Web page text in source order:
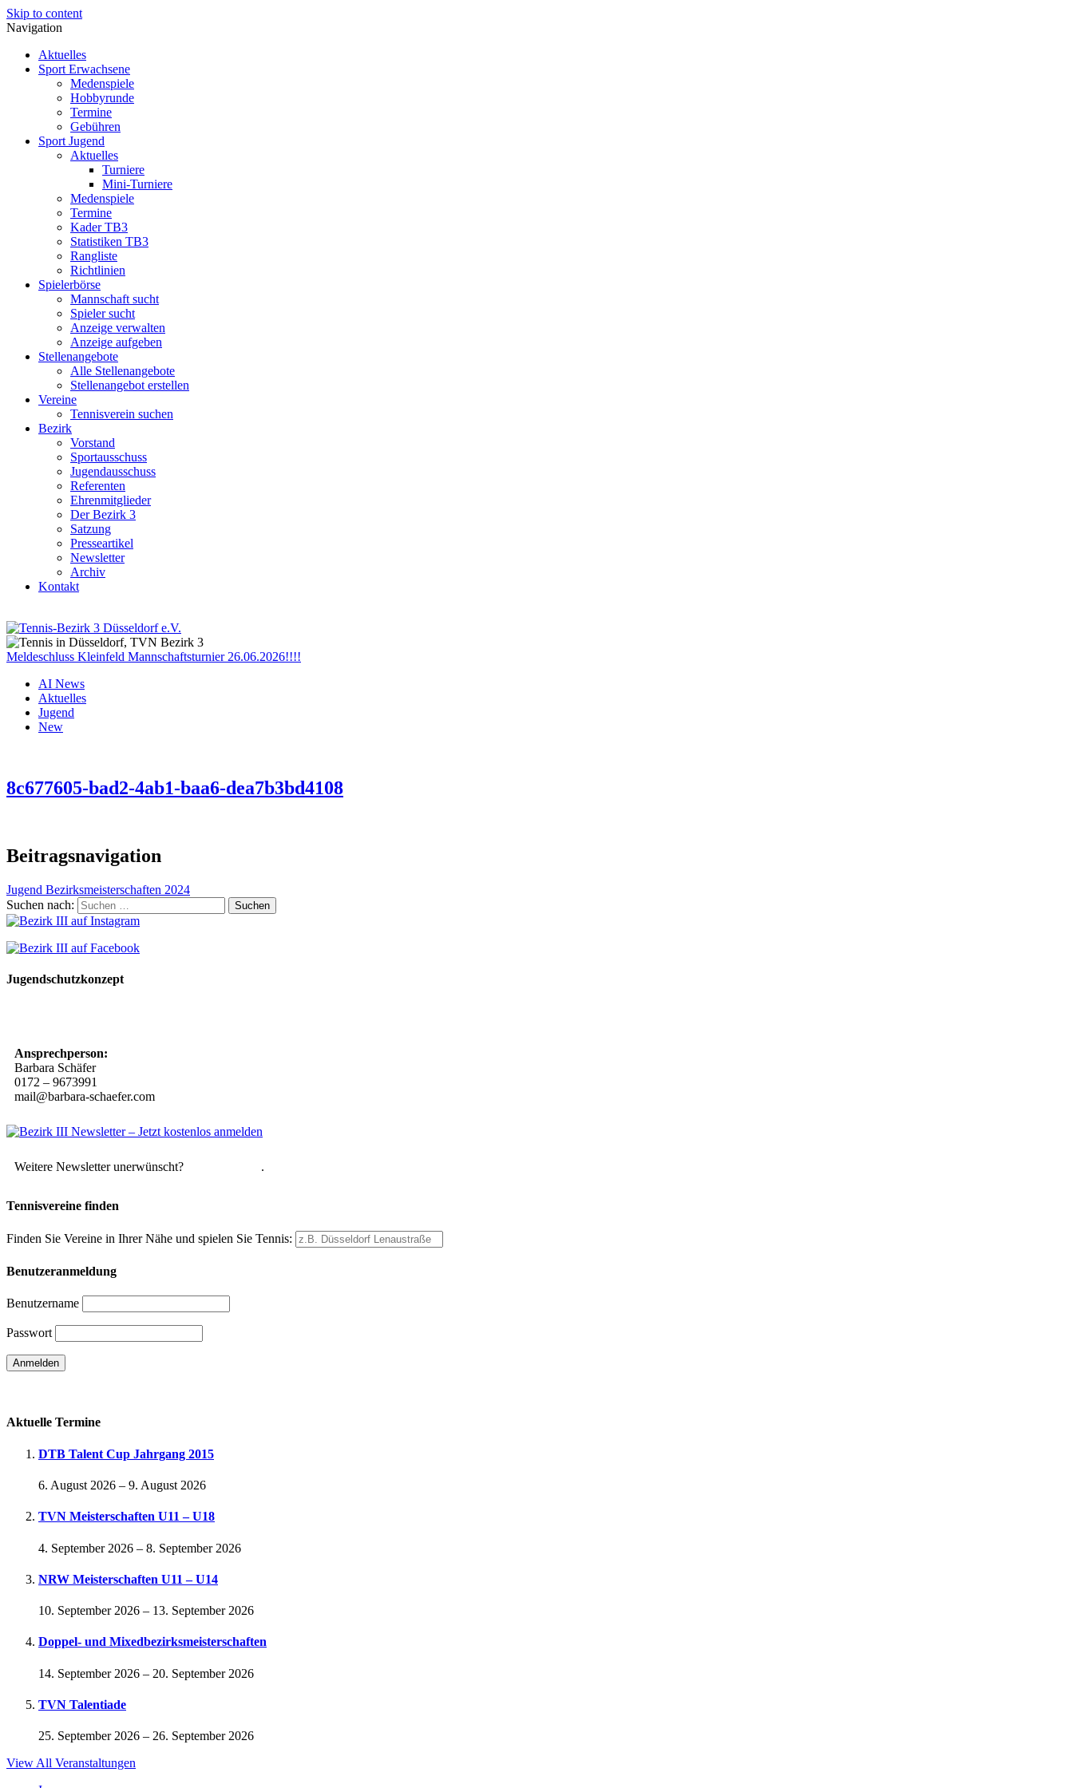
Skip to content
Navigation
Aktuelles
Sport Erwachsene
Medenspiele
Hobbyrunde
Termine
Gebühren
Sport Jugend
Aktuelles
Turniere
Mini-Turniere
Medenspiele
Termine
Kader TB3
Statistiken TB3
Rangliste
Richtlinien
Spielerbörse
Mannschaft sucht
Spieler sucht
Anzeige verwalten
Anzeige aufgeben
Stellenangebote
Alle Stellenangebote
Stellenangebot erstellen
Vereine
Tennisverein suchen
Bezirk
Vorstand
Sportausschuss
Jugendausschuss
Referenten
Ehrenmitglieder
Der Bezirk 3
Satzung
Presseartikel
Newsletter
Archiv
Kontakt
Meldeschluss Kleinfeld Mannschaftsturnier 26.06.2026!!!!
AI News
Aktuelles
Jugend
New
8c677605-bad2-4ab1-baa6-dea7b3bd4108
Beitragsnavigation
Jugend Bezirksmeisterschaften 2024
Suchen nach:
Jugendschutzkonzept
Ansprechperson:
Barbara Schäfer
0172 – 9673991
mail@barbara-schaefer.com
Weitere Newsletter unerwünscht? .
Tennisvereine finden
Finden Sie Vereine in Ihrer Nähe und spielen Sie Tennis:
Benutzeranmeldung
Benutzername
Passwort
Aktuelle Termine
DTB Talent Cup Jahrgang 2015
6. August 2026 – 9. August 2026
TVN Meisterschaften U11 – U18
4. September 2026 – 8. September 2026
NRW Meisterschaften U11 – U14
10. September 2026 – 13. September 2026
Doppel- und Mixedbezirksmeisterschaften
14. September 2026 – 20. September 2026
TVN Talentiade
25. September 2026 – 26. September 2026
View All Veranstaltungen